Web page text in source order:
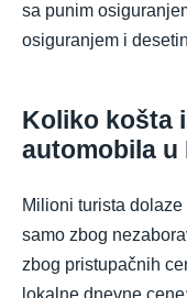
sa punim
osiguranjem i
Koliko košta
automobila u
Milioni turista
samo zbog
zbog pristupačnih